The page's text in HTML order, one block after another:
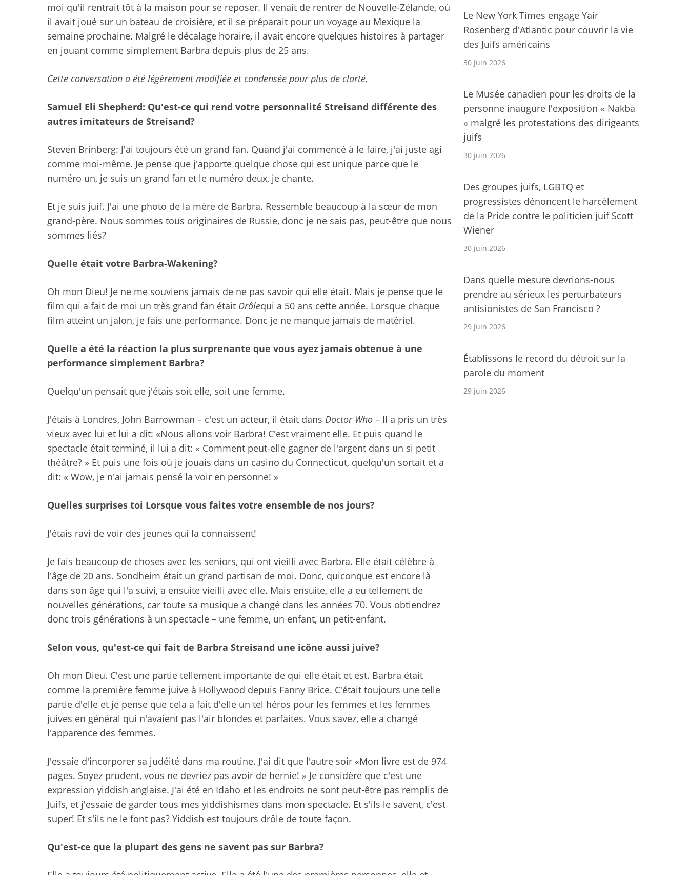
moi qu'il rentrait tôt à la maison pour se reposer. Il venait de rentrer de Nouvelle-Zélande, où
il avait joué sur un bateau de croisière, et il se préparait pour un voyage au Mexique la
semaine prochaine. Malgré le décalage horaire, il avait encore quelques histoires à partager
en jouant comme simplement Barbra depuis plus de 25 ans.
Cette conversation a été légèrement modifiée et condensée pour plus de clarté.
Samuel Eli Shepherd: Qu'est-ce qui rend votre personnalité Streisand différente des
autres imitateurs de Streisand?
Steven Brinberg: J'ai toujours été un grand fan. Quand j'ai commencé à le faire, j'ai juste agi
comme moi-même. Je pense que j'apporte quelque chose qui est unique parce que le
numéro un, je suis un grand fan et le numéro deux, je chante.
Et je suis juif. J'ai une photo de la mère de Barbra. Ressemble beaucoup à la sœur de mon
grand-père. Nous sommes tous originaires de Russie, donc je ne sais pas, peut-être que nous
sommes liés?
Quelle était votre Barbra-Wakening?
Oh mon Dieu! Je ne me souviens jamais de ne pas savoir qui elle était. Mais je pense que le
film qui a fait de moi un très grand fan était Drôlequi a 50 ans cette année. Lorsque chaque
film atteint un jalon, je fais une performance. Donc je ne manque jamais de matériel.
Quelle a été la réaction la plus surprenante que vous ayez jamais obtenue à une
performance simplement Barbra?
Quelqu'un pensait que j'étais soit elle, soit une femme.
J'étais à Londres, John Barrowman – c'est un acteur, il était dans Doctor Who – Il a pris un très
vieux avec lui et lui a dit: «Nous allons voir Barbra! C'est vraiment elle. Et puis quand le
spectacle était terminé, il lui a dit: « Comment peut-elle gagner de l'argent dans un si petit
théâtre? » Et puis une fois où je jouais dans un casino du Connecticut, quelqu'un sortait et a
dit: « Wow, je n'ai jamais pensé la voir en personne! »
Quelles surprises toi Lorsque vous faites votre ensemble de nos jours?
J'étais ravi de voir des jeunes qui la connaissent!
Je fais beaucoup de choses avec les seniors, qui ont vieilli avec Barbra. Elle était célèbre à
l'âge de 20 ans. Sondheim était un grand partisan de moi. Donc, quiconque est encore là
dans son âge qui l'a suivi, a ensuite vieilli avec elle. Mais ensuite, elle a eu tellement de
nouvelles générations, car toute sa musique a changé dans les années 70. Vous obtiendrez
donc trois générations à un spectacle – une femme, un enfant, un petit-enfant.
Selon vous, qu'est-ce qui fait de Barbra Streisand une icône aussi juive?
Oh mon Dieu. C'est une partie tellement importante de qui elle était et est. Barbra était
comme la première femme juive à Hollywood depuis Fanny Brice. C'était toujours une telle
partie d'elle et je pense que cela a fait d'elle un tel héros pour les femmes et les femmes
juives en général qui n'avaient pas l'air blondes et parfaites. Vous savez, elle a changé
l'apparence des femmes.
J'essaie d'incorporer sa judéité dans ma routine. J'ai dit que l'autre soir «Mon livre est de 974
pages. Soyez prudent, vous ne devriez pas avoir de hernie! » Je considère que c'est une
expression yiddish anglaise. J'ai été en Idaho et les endroits ne sont peut-être pas remplis de
Juifs, et j'essaie de garder tous mes yiddishismes dans mon spectacle. Et s'ils le savent, c'est
super! Et s'ils ne le font pas? Yiddish est toujours drôle de toute façon.
Qu'est-ce que la plupart des gens ne savent pas sur Barbra?
Le New York Times engage Yair
Rosenberg d'Atlantic pour couvrir la vie
des Juifs américains
30 juin 2026
Le Musée canadien pour les droits de la
personne inaugure l'exposition « Nakba
» malgré les protestations des dirigeants
juifs
30 juin 2026
Des groupes juifs, LGBTQ et
progressistes dénoncent le harcèlement
de la Pride contre le politicien juif Scott
Wiener
30 juin 2026
Dans quelle mesure devrions-nous
prendre au sérieux les perturbateurs
antisionistes de San Francisco ?
29 juin 2026
Établissons le record du détroit sur la
parole du moment
29 juin 2026